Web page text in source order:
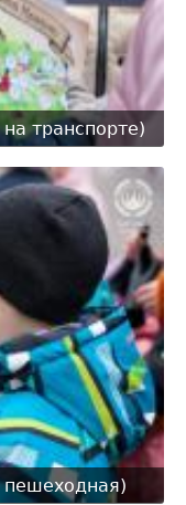
транспорте)
пешеходная)